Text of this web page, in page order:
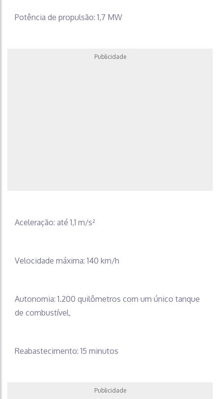
Potência de propulsão: 1,7 MW
Publicidade
Aceleração: até 1,1 m/s²
Velocidade máxima: 140 km/h
Autonomia: 1.200 quilômetros com um único tanque
de combustível,
Reabastecimento: 15 minutos
Publicidade